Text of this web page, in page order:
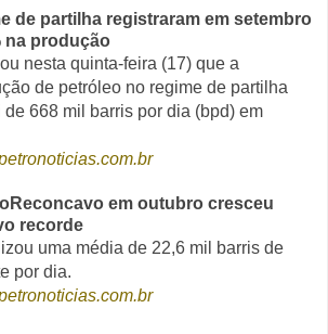
de partilha registraram em setembro
na produção
nesta quinta-feira (17) que a
de petróleo no regime de partilha
668 mil barris por dia (bpd) em
em outubro cresceu
recorde
uma média de 22,6 mil barris de
por dia.